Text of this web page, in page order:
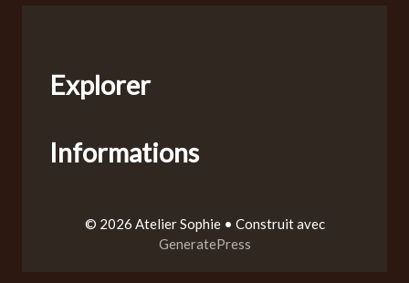
Explorer
Informations
© 2026 Atelier Sophie• Construit avec
GeneratePress